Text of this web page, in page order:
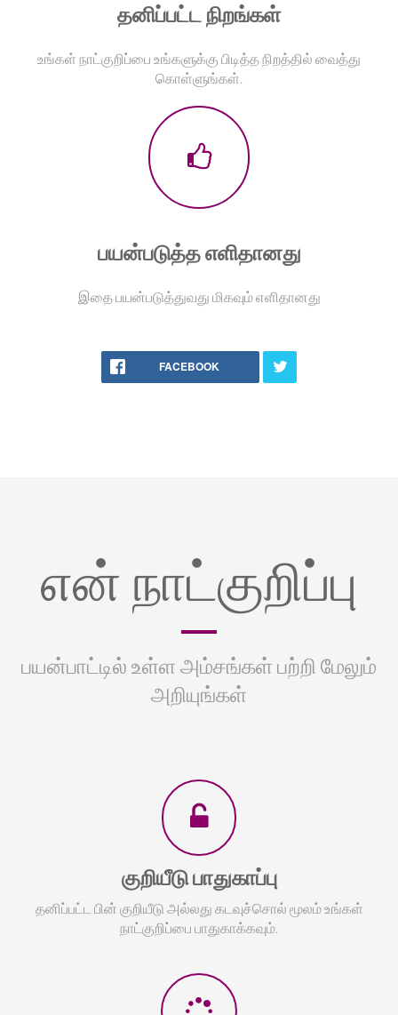
தனிப்பட்ட நிறங்கள்
உங்கள் நாட்குறிப்பை உங்களுக்கு பிடித்த நிறத்தில் வைத்து
கொள்ளுங்கள்.
பயன்படுத்த எளிதானது
இதை பயன்படுத்துவது மிகவும் எளிதானது
FACEBOOK
என் நாட்குறிப்பு
பயன்பாட்டில் உள்ள அம்சங்கள் பற்றி மேலும்
அறியுங்கள்
குறியீடு பாதுகாப்பு
தனிப்பட்ட பின் குறியீடு அல்லது கடவுச்சொல் மூலம் உங்கள்
நாட்குறிப்பை பாதுகாக்கவும்.